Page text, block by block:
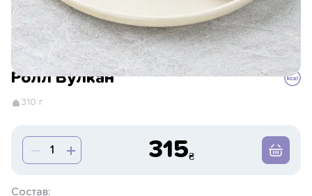
Ролл Вулкан
310 г
315
Состав: